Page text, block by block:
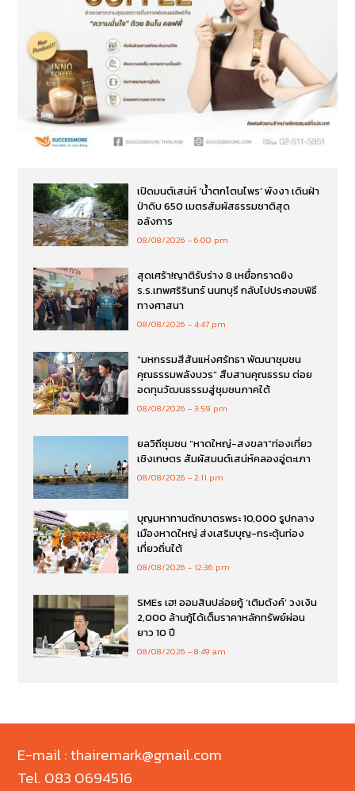
เปิดมนต์เสน่ห์ ‘น้ำตกโตนไพร’ พังงา เดินฝ่า
ป่าดิบ 650 เมตรสัมผัสธรรมชาติสุด
อลังการ
08/08/2026 6:00 pm
สุดเศร้า!ญาติรับร่าง 8 เหยื่อกราดยิง
ร.ร.เทพศริรินทร์ นนทบุรี กลับไปประกอบพิธี
ทางศาสนา
08/08/2026 4:47 pm
“มหกรรมสีสันแห่งศรัทธา พัฒนาชุมชน
คุณธรรมพลังบวร” สืบสานคุณธรรม ต่อย
อดทุนวัฒนธรรมสู่ชุมชนภาคใต้
08/08/2026 3:59 pm
ยลวิถีชุมชน “หาดใหญ่-สงขลา”ท่องเที่ยว
เชิงเกษตร สัมผัสมนต์เสน่ห์คลองอู่ตะเภา
08/08/2026 2:11 pm
บุญมหาทานตักบาตรพระ 10,000 รูปกลาง
เมืองหาดใหญ่ ส่งเสริมบุญ-กระตุ้นท่อง
เที่ยวถิ่นใต้
08/08/2026 12:36 pm
SMEs เฮ! ออมสินปล่อยกู้ ‘เติมตังค์’ วงเงิน
2,000 ล้านกู้ได้เต็มราคาหลักทรัพย์ผ่อน
ยาว 10 ปี
08/08/2026 8:49 am
E-mail : thairemark@gmail.com
Tel. 083 0694516